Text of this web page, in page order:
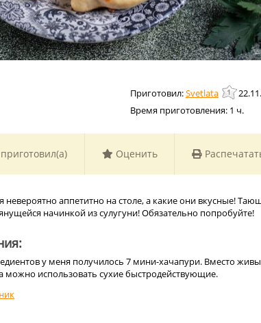
Svetlata
Время приготовления: 1 ч.
Оценить
невероятно аппетитно на столе, а какие они вкусные!
начинкой из сулугуни! Обязательно попробуйте!
у меня получилось 7 мини-хачапури. Вместо
можно использовать сухие быстродействующие.